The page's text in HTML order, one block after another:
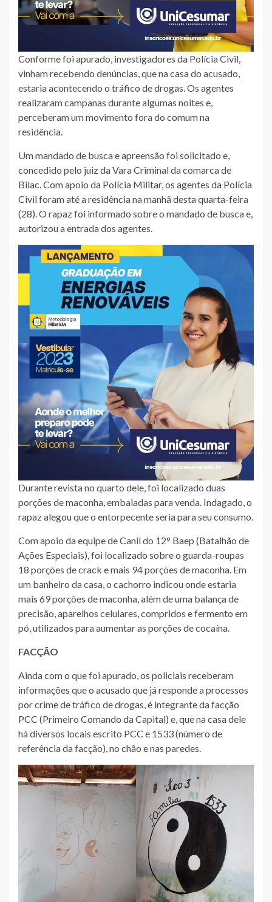
Conforme foi apurado, investigadores da Polícia Civil,
vinham recebendo denúncias, que na casa do acusado,
estaria acontecendo o tráfico de drogas. Os agentes
realizaram campanas durante algumas noites e,
perceberam um movimento fora do comum na
residência.
Um mandado de busca e apreensão foi solicitado e,
concedido pelo juiz da Vara Criminal da comarca de
Bilac. Com apoio da Polícia Militar, os agentes da Polícia
Civil foram até a residência na manhã desta quarta-feira
(28). O rapaz foi informado sobre o mandado de busca e,
autorizou a entrada dos agentes.
Durante revista no quarto dele, foi localizado duas
porções de maconha, embaladas para venda. Indagado, o
rapaz alegou que o entorpecente seria para seu consumo.
Com apoio da equipe de Canil do 12° Baep (Batalhão de
Ações Especiais), foi localizado sobre o guarda-roupas
18 porções de crack e mais 94 porções de maconha. Em
um banheiro da casa, o cachorro indicou onde estaria
mais 69 porções de maconha, além de uma balança de
precisão, aparelhos celulares, compridos e fermento em
pó, utilizados para aumentar as porções de cocaína.
FACÇÃO
Ainda com o que foi apurado, os policiais receberam
informações que o acusado que já responde a processos
por crime de tráfico de drogas, é integrante da facção
PCC (Primeiro Comando da Capital) e, que na casa dele
há diversos locais escrito PCC e 1533 (número de
referência da facção), no chão e nas paredes.